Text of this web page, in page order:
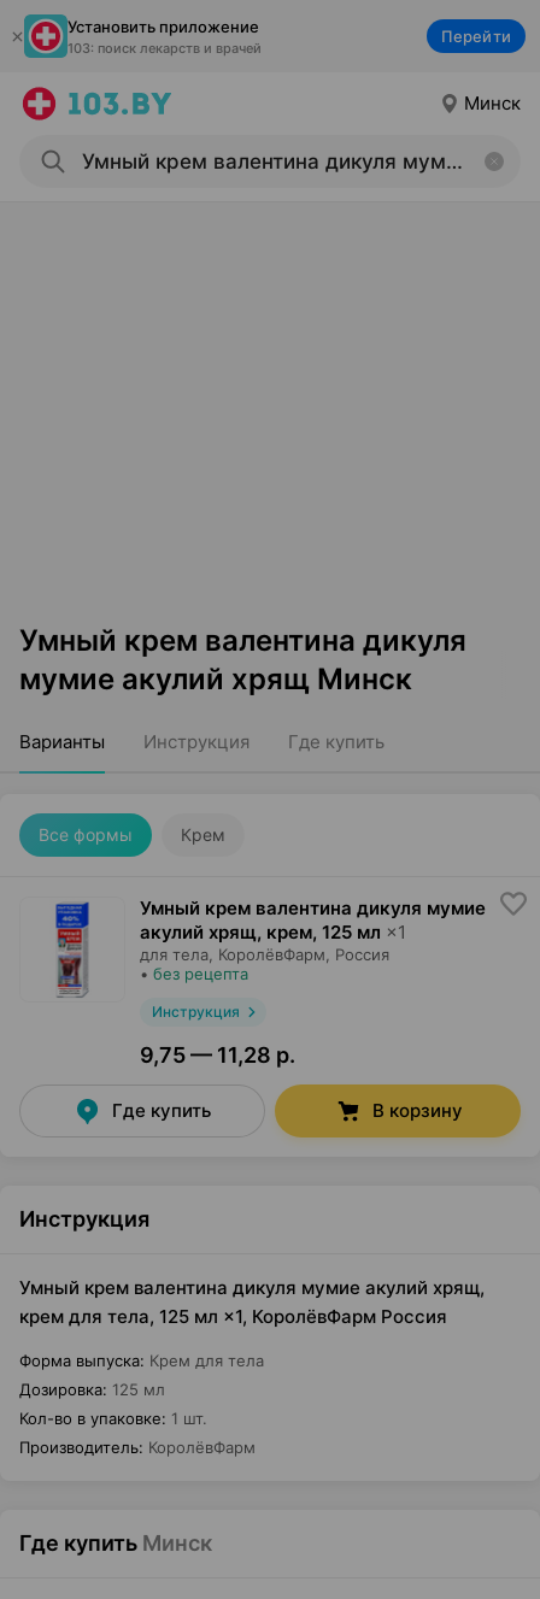
Установить приложение
103: поиск лекарств и врачей
Перейти
Минск
Умный крем валентина дикуля
мумие акулий хрящ Минск
Варианты Инструкция Где купить
Все формы Крем
Умный крем валентина дикуля мумие
акулий хрящ, крем, 125 мл ×1
для тела, КоролёвФарм , Россия
• без рецепта
Инструкция
9,75 — 11,28 р.
Где купить В корзину
Инструкция
Умный крем валентина дикуля мумие акулий хрящ,
крем для тела, 125 мл ×1, КоролёвФарм Россия
Форма выпуска: Крем для тела
Дозировка: 125 мл
Кол-во в упаковке: 1 шт.
Производитель: КоролёвФарм
Где купить Минск